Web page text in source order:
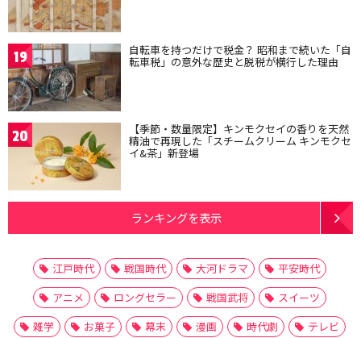
19 自転車を持つだけで税金？ 昭和まで続いた「自
転車税」の意外な歴史と脱税が横行した理由
20 【季節・数量限定】キンモクセイの香りを天然
精油で再現した「スチームクリーム キンモクセ
イ&茶」新登場
ランキングを表示
江戸時代 戦国時代 大河ドラマ
平安時代
アニメ
ロングセラー 戦国武将
スイーツ
雑学
お菓子 幕末 漫画 時代劇
テレビ